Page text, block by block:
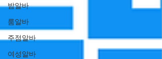
밤알바
룸알바
주점알바
여성알바